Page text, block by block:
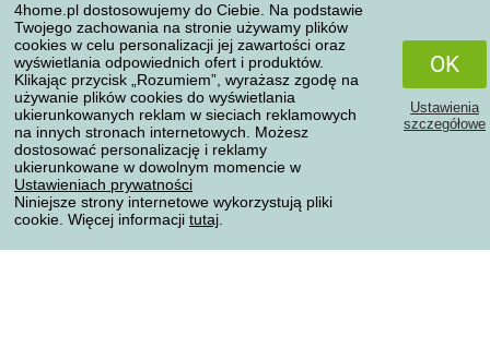
4home.pl dostosowujemy do Ciebie. Na podstawie
Twojego zachowania na stronie używamy plików
cookies w celu personalizacji jej zawartości oraz
wyświetlania odpowiednich ofert i produktów.
Klikając przycisk „Rozumiem”, wyrażasz zgodę na
używanie plików cookies do wyświetlania
ukierunkowanych reklam w sieciach reklamowych
na innych stronach internetowych. Możesz
dostosować personalizację i reklamy
ukierunkowane w dowolnym momencie w
Ustawieniach prywatności
Niniejsze strony internetowe wykorzystują pliki
cookie. Więcej informacji tutaj
OK
Ustawienia
szczegółowe
Sposoby transportu
Metody płatności
Niezawodny sklep